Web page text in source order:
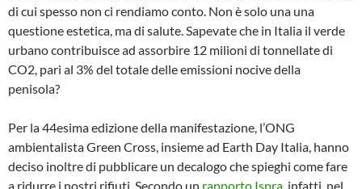
di cui spesso non ci rendiamo conto. Non è solo una una
questione estetica, ma di salute. Sapevate che in Italia il verde
urbano contribuisce ad assorbire 12 milioni di tonnellate di
CO2, pari al 3% del totale delle emissioni nocive della
penisola?
Per la 44esima edizione della manifestazione, l’ONG
ambientalista Green Cross, insieme ad Earth Day Italia, hanno
deciso inoltre di pubblicare un decalogo che spieghi come fare
a ridurre i nostri rifiuti. Secondo un rapporto Ispra, infatti, nel